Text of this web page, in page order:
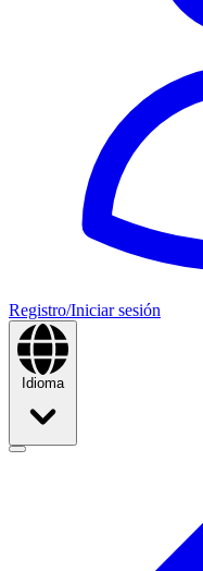
Registro/Iniciar sesión
Idioma